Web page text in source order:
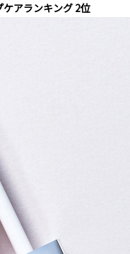
ケアランキング 2位